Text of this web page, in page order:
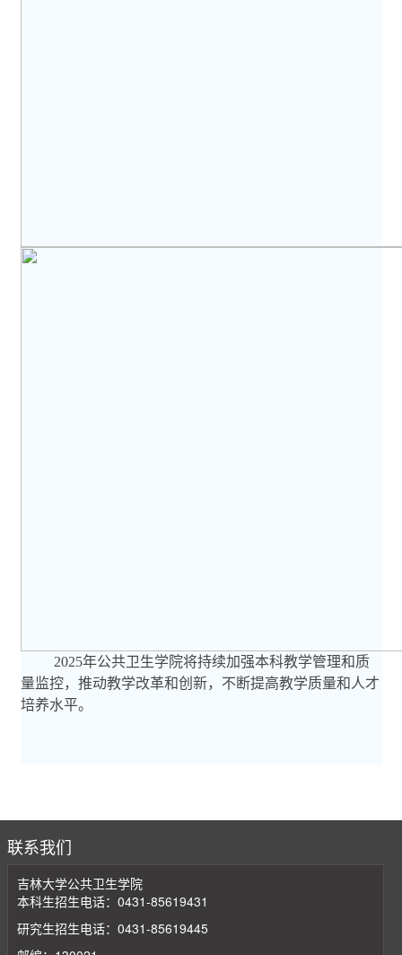
2025年公共卫生学院将持续加强本科教学管理和质
量监控，推动教学改革和创新，不断提高教学质量和人才
培养水平。
联系我们
吉林大学公共卫生学院
本科生招生电话：0431-85619431
研究生招生电话：0431-85619445